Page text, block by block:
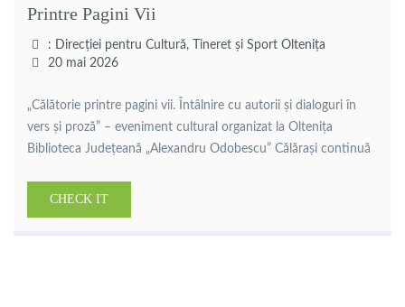
Printre Pagini Vii
: Direcției pentru Cultură, Tineret și Sport Oltenița
20 mai 2026
„Călătorie printre pagini vii. Întâlnire cu autorii și dialoguri în
vers și proză” – eveniment cultural organizat la Oltenița
Biblioteca Județeană „Alexandru Odobescu” Călărași continuă
contemporane și consolidării legăturii dintre carte și
CHECK IT